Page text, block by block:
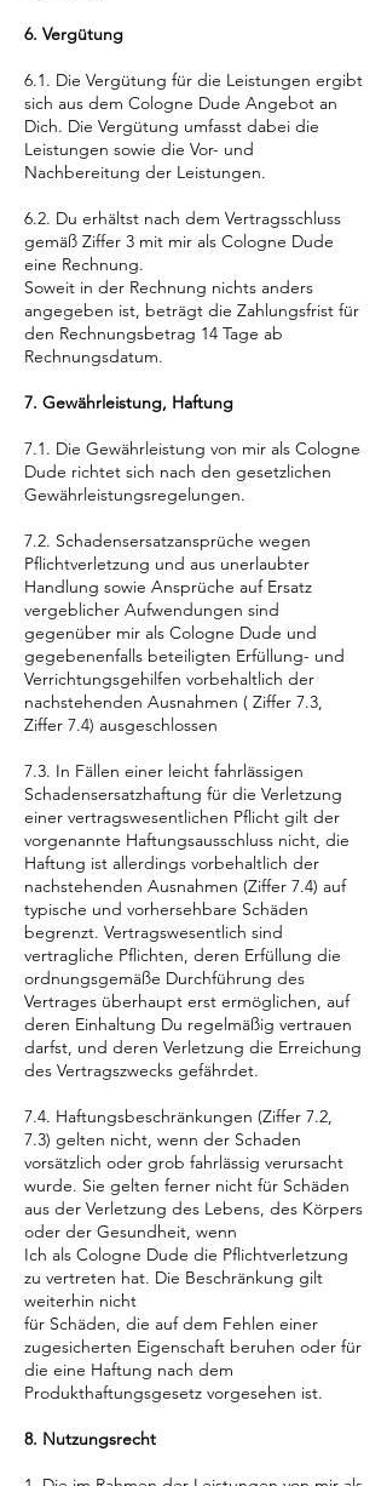
6. Vergütung
6.1. Die Vergütung für die Leistungen ergibt
sich aus dem Cologne Dude Angebot an
Dich. Die Vergütung umfasst dabei die
Leistungen sowie die Vor- und
Nachbereitung der Leistungen.
6.2. Du erhältst nach dem Vertragsschluss
gemäß Ziffer 3 mit mir als Cologne Dude
eine Rechnung.
Soweit in der Rechnung nichts anders
angegeben ist, beträgt die Zahlungsfrist für
den Rechnungsbetrag 14 Tage ab
Rechnungsdatum.
7. Gewährleistung, Haftung
7.1. Die Gewährleistung von mir als Cologne
Dude richtet sich nach den gesetzlichen
Gewährleistungsregelungen.
7.2. Schadensersatzansprüche wegen
Pflichtverletzung und aus unerlaubter
Handlung sowie Ansprüche auf Ersatz
vergeblicher Aufwendungen sind
gegenüber mir als Cologne Dude und
gegebenenfalls beteiligten Erfüllung- und
Verrichtungsgehilfen vorbehaltlich der
nachstehenden Ausnahmen ( Ziffer 7.3,
Ziffer 7.4) ausgeschlossen
7.3. In Fällen einer leicht fahrlässigen
Schadensersatzhaftung für die Verletzung
einer vertragswesentlichen Pflicht gilt der
vorgenannte Haftungsausschluss nicht, die
Haftung ist allerdings vorbehaltlich der
nachstehenden Ausnahmen (Ziffer 7.4) auf
typische und vorhersehbare Schäden
begrenzt. Vertragswesentlich sind
vertragliche Pflichten, deren Erfüllung die
ordnungsgemäße Durchführung des
Vertrages überhaupt erst ermöglichen, auf
deren Einhaltung Du regelmäßig vertrauen
darfst, und deren Verletzung die Erreichung
des Vertragszwecks gefährdet.
7.4. Haftungsbeschränkungen (Ziffer 7.2,
7.3) gelten nicht, wenn der Schaden
vorsätzlich oder grob fahrlässig verursacht
wurde. Sie gelten ferner nicht für Schäden
aus der Verletzung des Lebens, des Körpers
oder der Gesundheit, wenn
Ich als Cologne Dude die Pflichtverletzung
zu vertreten hat. Die Beschränkung gilt
weiterhin nicht
für Schäden, die auf dem Fehlen einer
zugesicherten Eigenschaft beruhen oder für
die eine Haftung nach dem
Produkthaftungsgesetz vorgesehen ist.
8. Nutzungsrecht